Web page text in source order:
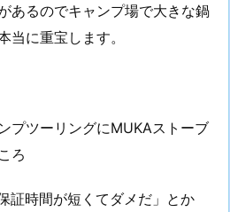
あるのでキャンプ場で大きな鍋
当に重宝します。
プツーリングにMUKAストーブ
ろ
証時間が短くてダメだ」とか